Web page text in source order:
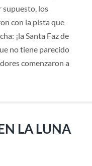
supuesto, los
con la pista que
¡la Santa Faz de
no tiene parecido
comenzaron a
LA LUNA